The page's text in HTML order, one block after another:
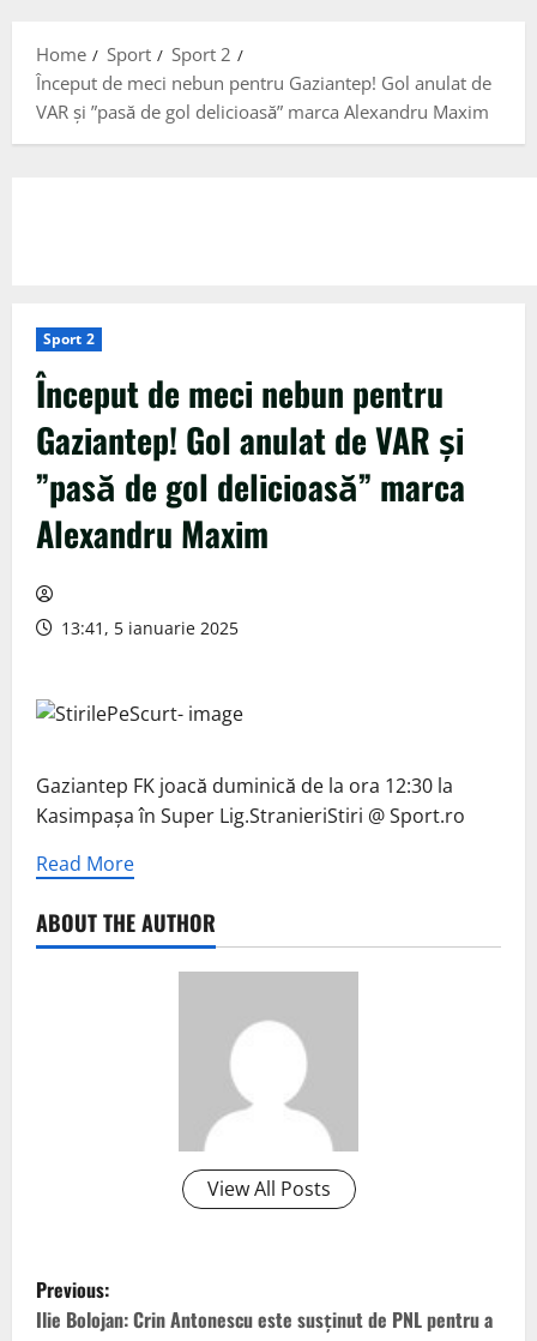
Home Sport
Sport 2
Început de meci nebun pentru Gaziantep! Gol anulat de
VAR și ”pasă de gol delicioasă” marca Alexandru Maxim
Sport 2
Început de meci nebun pentru
Gaziantep! Gol anulat de VAR și
”pasă de gol delicioasă” marca
Alexandru Maxim
13:41, 5 ianuarie 2025
Gaziantep FK joacă duminică de la ora 12:30 la
Kasimpașa în Super Lig.StranieriStiri @ Sport.ro
Read More
ABOUT THE AUTHOR
View All Posts
P
Previous:
Ilie Bolojan: Crin Antonescu este susţinut de PNL pentru a